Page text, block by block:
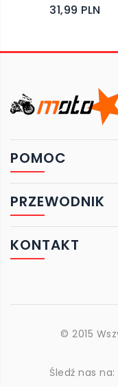
31,99 PLN
POMOC
PRZEWODNIK
KONTAKT
© 2015
Śledź nas na: